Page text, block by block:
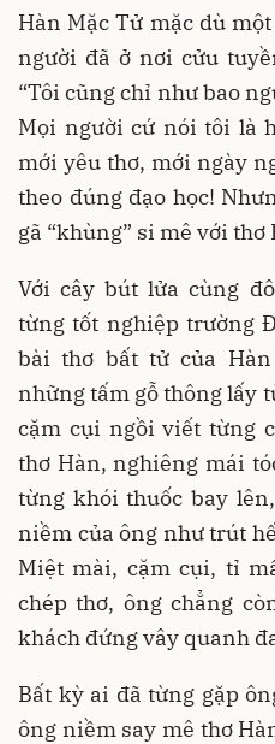
Hàn Mặc Tử mặc dù
người đã ở nơi cửu
“Tôi cũng chỉ như bao
Mọi người cứ nói tôi là
mới yêu thơ, mới ngày
theo đúng đạo học!
gã “khùng” si mê với thơ
Với cây bút lửa cùng
từng tốt nghiệp trường
bài thơ bất tử của
những tấm gỗ thông lấy
cặm cụi ngồi viết từng
thơ Hàn, nghiêng mái
từng khói thuốc bay
niềm của ông như trút
Miệt mài, cặm cụi, tỉ
chép thơ, ông chẳng
khách đứng vây quanh
Bất kỳ ai đã từng gặp
ông niềm say mê thơ